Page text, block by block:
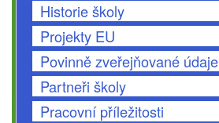
Historie školy
Projekty EU
Povinně zveřejňované údaje
Partneři školy
Pracovní příležitosti